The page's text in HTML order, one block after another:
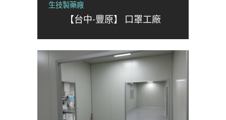
生技製藥廠
【台中-豐原】 口罩工廠